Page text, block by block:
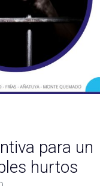
para un
hurtos